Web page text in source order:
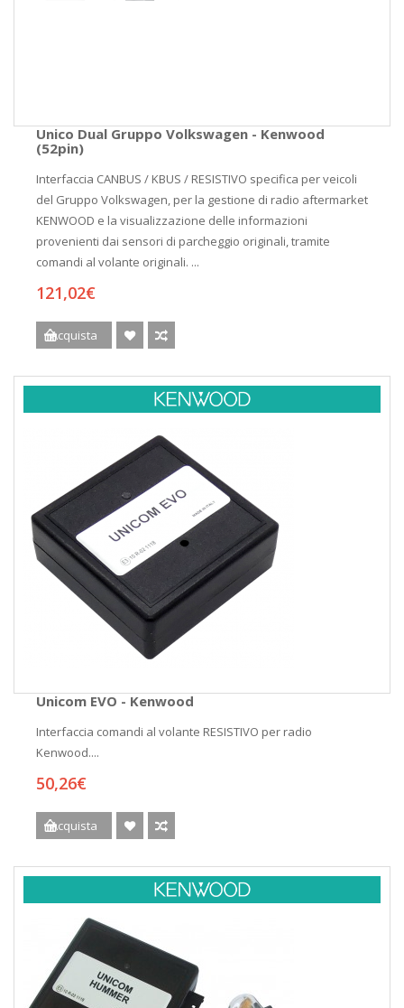
Unico Dual Gruppo Volkswagen - Kenwood
(52pin)
Interfaccia CANBUS / KBUS / RESISTIVO specifica per veicoli
del Gruppo Volkswagen, per la gestione di radio aftermarket
KENWOOD e la visualizzazione delle informazioni
provenienti dai sensori di parcheggio originali, tramite
comandi al volante originali. ...
121,02€
Acquista
Unicom EVO - Kenwood
Interfaccia comandi al volante RESISTIVO per radio
Kenwood....
50,26€
Acquista